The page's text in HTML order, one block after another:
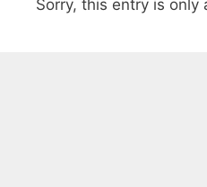
Sorry, this entry is only